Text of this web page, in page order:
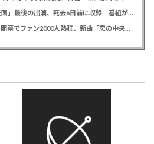
山田五郎さん 「アド街ック天国」最後の出演、死去6日前に収録 番組が感謝「天国の五郎さんへ」
MATSURI 2度目の全国ツアー開幕でファン2000人熱狂、新曲「恋の中央線」も初披露「この曲で売れたいよ！」